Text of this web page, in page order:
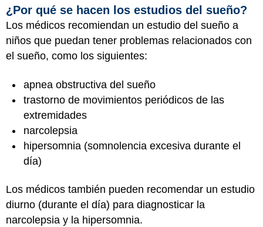
¿Por qué se hacen los estudios del sueño?
Los médicos recomiendan un estudio del sueño a
niños que puedan tener problemas relacionados con
el sueño, como los siguientes:
apnea obstructiva del sueño
trastorno de movimientos periódicos de las
extremidades
narcolepsia
hipersomnia (somnolencia excesiva durante el
día)
Los médicos también pueden recomendar un estudio
diurno (durante el día) para diagnosticar la
narcolepsia y la hipersomnia.